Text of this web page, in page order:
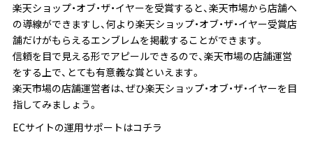
楽天ショップ・オブ・ザ・イヤーを受賞すると、楽天市場から店舗へ
の導線ができますし、何より楽天ショップ・オブ・ザ・イヤー受賞店
舗だけがもらえるエンブレムを掲載することができます。
信頼を目で見える形でアピールできるので、楽天市場の店舗運営
をする上で、とても有意義な賞といえます。
楽天市場の店舗運営者は、ぜひ楽天ショップ・オブ・ザ・イヤーを目
指してみましょう。
ECサイトの運用サポートはコチラ